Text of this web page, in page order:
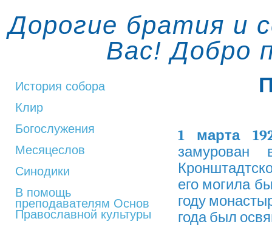
Дорогие братия и
Вас! Добро
История собора
Клир
Богослужения
Месяцеслов
Синодики
В помощь
преподавателям Основ
Православной культуры
1 марта
замурован
его могила
году
года был